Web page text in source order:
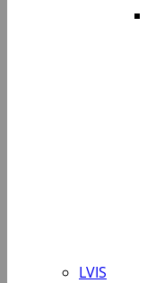
LVIS